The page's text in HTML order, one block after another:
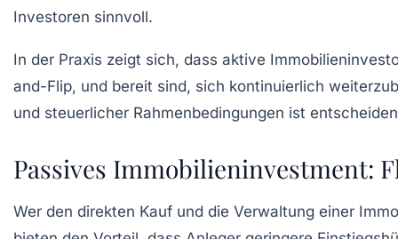
Investoren sinnvoll.
In der Praxis zeigt sich, dass aktive
and-Flip, und bereit sind, sich kontinuierlich
und steuerlicher Rahmenbedingungen ist
Passives Immobilieninvestment:
Wer den direkten Kauf und die Verwaltung einer